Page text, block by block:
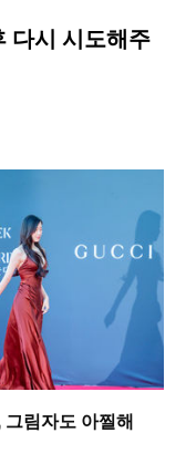
그림자도 아찔해